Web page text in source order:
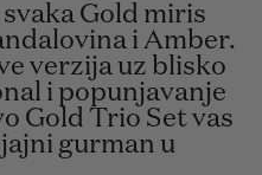
Gold miris
i Amber.
verzija uz blisko
i popunjavanje
Gold Trio Set vas
gurman u